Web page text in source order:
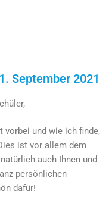
September 2021
vorbei und wie ich finde,
ist vor allem dem
auch Ihnen und
persönlichen
dafür!